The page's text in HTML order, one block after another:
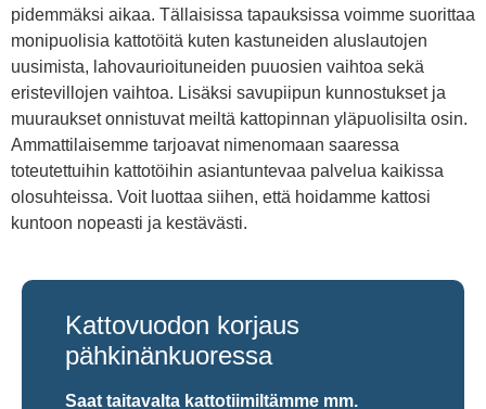
pidemmäksi aikaa. Tällaisissa tapauksissa voimme suorittaa
monipuolisia kattotöitä kuten kastuneiden aluslautojen
uusimista, lahovaurioituneiden puuosien vaihtoa sekä
eristevillojen vaihtoa. Lisäksi savupiipun kunnostukset ja
muuraukset onnistuvat meiltä kattopinnan yläpuolisilta osin.
Ammattilaisemme tarjoavat nimenomaan saaressa
toteutettuihin kattotöihin asiantuntevaa palvelua kaikissa
olosuhteissa. Voit luottaa siihen, että hoidamme kattosi
kuntoon nopeasti ja kestävästi.
Kattovuodon korjaus
pähkinänkuoressa
Saat taitavalta kattotiimiltämme mm.